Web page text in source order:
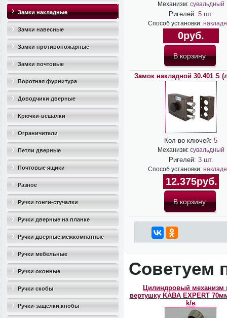
Замки накладные
Замки навесные
Замки противопожарные
Замки почтовые
Воротная фурнитура
Доводчики дверные
Крючки-вешалки
Ограничители
дверные(стопоры)
Петли дверные
Почтовые ящики
Разное
Ручки гонги-стучалки
Ручки дверные на планке
Ручки дверные,межкомнатные
Ручки мебельные
Ручки оконные
Ручки скобы
Ручки-защелки,кнобы
Механизм: сувальдный
Ригелей: 5 шт.
Способ установки:
0руб.
Замок накладной 30.401 S
Кол-во ключей: 5
Механизм: сувальдный
Ригелей: 3 шт.
Способ установки:
12.375руб.
Советуем
Цилиндровый механизм
вертушку KABA EXPERT
k/в